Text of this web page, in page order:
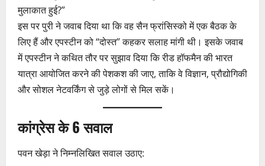
मुलाकात हुई?”
इस पर पुरी ने जवाब दिया था कि वह सैन फ्रांसिस्को में एक बैठक के
लिए हैं और एपस्टीन को “दोस्त” कहकर सलाह मांगी थी। इसके जवाब
में एपस्टीन ने कथित तौर पर सुझाव दिया कि रीड हॉफमैन की भारत
यात्रा आयोजित करने की पेशकश की जाए, ताकि वे विज्ञान, प्रौद्योगिकी
और सोशल नेटवर्किंग से जुड़े लोगों से मिल सकें।
कांग्रेस के 6 सवाल
पवन खेड़ा ने निम्नलिखित सवाल उठाए: